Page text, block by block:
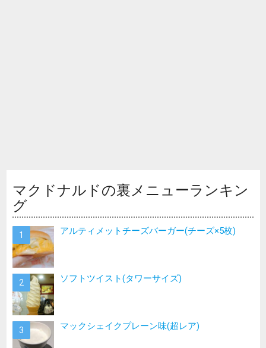
マクドナルドの裏メニューランキン
グ
アルティメットチーズバーガー(チーズ×5枚)
ソフトツイスト(タワーサイズ)
マックシェイクプレーン味(超レア)